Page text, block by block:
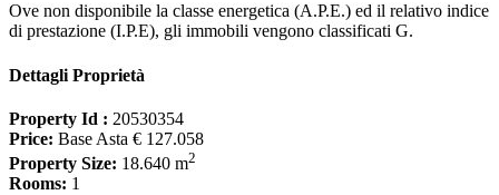
Ove non disponibile la classe energetica (A.P.E.) ed il relativo indice
di prestazione (I.P.E), gli immobili vengono classificati G.
Dettagli Proprietà
Property Id : 20530354
Price: Base Asta € 127.058
Property Size: 18.640 m2
Rooms: 1